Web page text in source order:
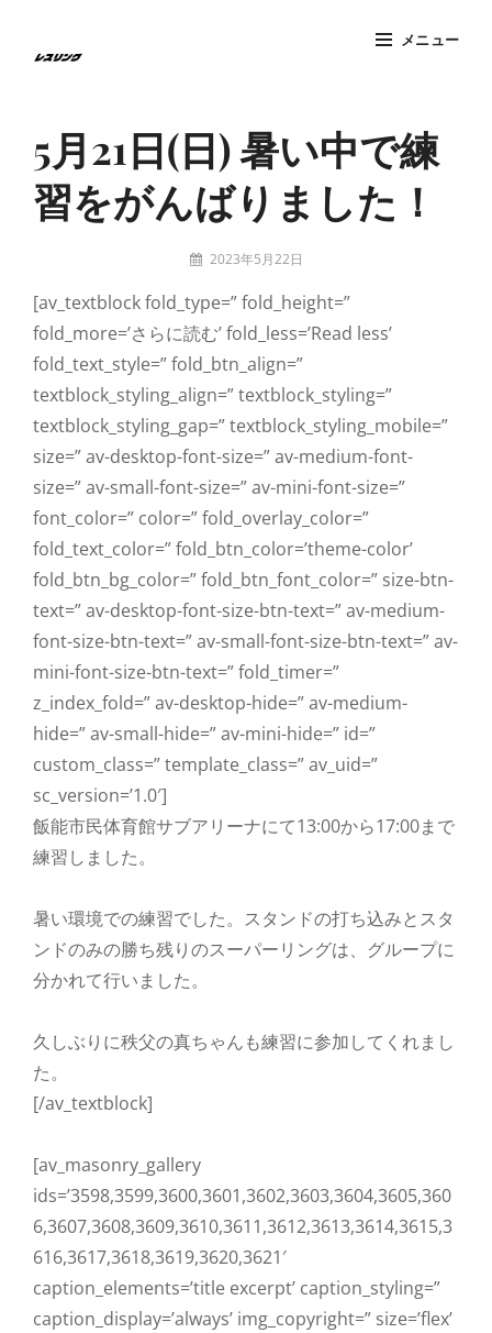
メニュー
5月21日(日) 暑い中で練
習をがんばりました！
投
者:
2023年5月22日
[av_textblock fold_type=” fold_height=”
fold_more=’さらに読む’ fold_less=’Read less’
fold_text_style=” fold_btn_align=”
textblock_styling_align=” textblock_styling=”
textblock_styling_gap=” textblock_styling_mobile=”
size=” av-desktop-font-size=” av-medium-font-
size=” av-small-font-size=” av-mini-font-size=”
font_color=” color=” fold_overlay_color=”
fold_text_color=” fold_btn_color=’theme-color’
fold_btn_bg_color=” fold_btn_font_color=” size-btn-
text=” av-desktop-font-size-btn-text=” av-medium-
font-size-btn-text=” av-small-font-size-btn-text=” av-
mini-font-size-btn-text=” fold_timer=”
z_index_fold=” av-desktop-hide=” av-medium-
hide=” av-small-hide=” av-mini-hide=” id=”
custom_class=” template_class=” av_uid=”
sc_version=’1.0′]
飯能市民体育館サブアリーナにて13:00から17:00まで
練習しました。
暑い環境での練習でした。スタンドの打ち込みとスタ
ンドのみの勝ち残りのスーパーリングは、グループに
分かれて行いました。
久しぶりに秩父の真ちゃんも練習に参加してくれまし
た。
[/av_textblock]
[av_masonry_gallery
ids=’3598,3599,3600,3601,3602,3603,3604,3605,360
6,3607,3608,3609,3610,3611,3612,3613,3614,3615,3
616,3617,3618,3619,3620,3621′
caption_elements=’title excerpt’ caption_styling=”
caption_display=’always’ img_copyright=” size=’flex’